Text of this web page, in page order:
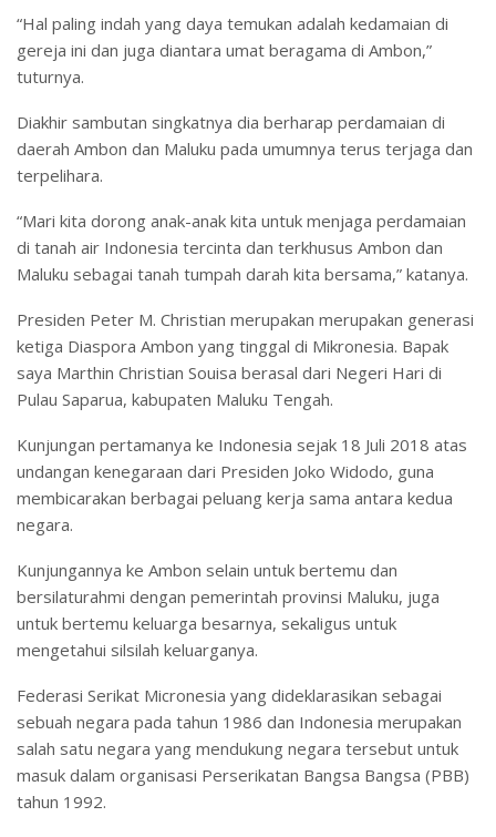
“Hal paling indah yang daya temukan adalah kedamaian di
gereja ini dan juga diantara umat beragama di Ambon,”
tuturnya.
Diakhir sambutan singkatnya dia berharap perdamaian di
daerah Ambon dan Maluku pada umumnya terus terjaga dan
terpelihara.
“Mari kita dorong anak-anak kita untuk menjaga perdamaian
di tanah air Indonesia tercinta dan terkhusus Ambon dan
Maluku sebagai tanah tumpah darah kita bersama,” katanya.
Presiden Peter M. Christian merupakan merupakan generasi
ketiga Diaspora Ambon yang tinggal di Mikronesia. Bapak
saya Marthin Christian Souisa berasal dari Negeri Hari di
Pulau Saparua, kabupaten Maluku Tengah.
Kunjungan pertamanya ke Indonesia sejak 18 Juli 2018 atas
undangan kenegaraan dari Presiden Joko Widodo, guna
membicarakan berbagai peluang kerja sama antara kedua
negara.
Kunjungannya ke Ambon selain untuk bertemu dan
bersilaturahmi dengan pemerintah provinsi Maluku, juga
untuk bertemu keluarga besarnya, sekaligus untuk
mengetahui silsilah keluarganya.
Federasi Serikat Micronesia yang dideklarasikan sebagai
sebuah negara pada tahun 1986 dan Indonesia merupakan
salah satu negara yang mendukung negara tersebut untuk
masuk dalam organisasi Perserikatan Bangsa Bangsa (PBB)
tahun 1992.